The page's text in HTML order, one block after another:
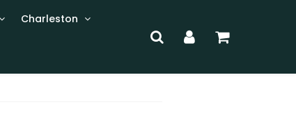
Charleston